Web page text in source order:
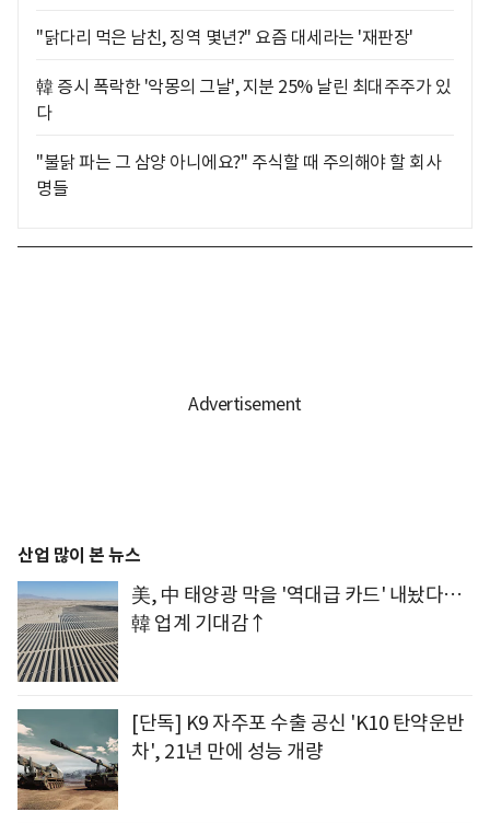
"닭다리 먹은 남친, 징역 몇년?" 요즘 대세라는 '재판장'
韓 증시 폭락한 '악몽의 그날', 지분 25% 날린 최대주주가 있
다
"불닭 파는 그 삼양 아니에요?" 주식할 때 주의해야 할 회사
명들
산업 많이 본 뉴스
美, 中 태양광 막을 '역대급 카드' 내놨다…
韓 업계 기대감↑
[단독] K9 자주포 수출 공신 'K10 탄약운반
차', 21년 만에 성능 개량